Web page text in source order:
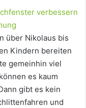
verbessern
über Nikolaus bis
Kindern bereiten
gemeinhin viel
es kaum
gibt es kein
und